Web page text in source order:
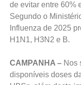
de evitar entre 60%
Segundo o
Influenza de 2025
H1N1, H3N2 e B.
CAMPANHA – Nos
disponíveis doses